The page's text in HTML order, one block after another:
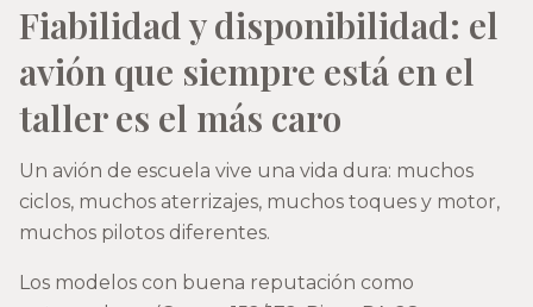
Fiabilidad y disponibilidad: el
avión que siempre está en el
taller es el más caro
Un avión de escuela vive una vida dura: muchos
ciclos, muchos aterrizajes, muchos toques y motor,
muchos pilotos diferentes.
Los modelos con buena reputación como